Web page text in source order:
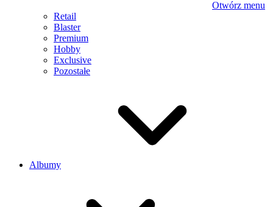
Otwórz menu
Retail
Blaster
Premium
Hobby
Exclusive
Pozostałe
Albumy